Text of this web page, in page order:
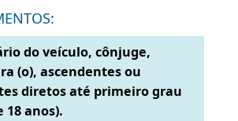
padrão:
próprio, emitido com menos de 6
Clique aqui.